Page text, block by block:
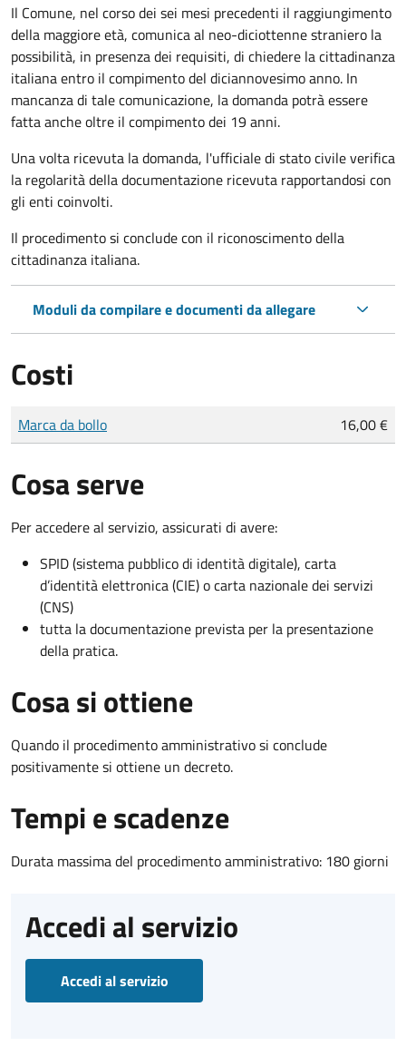
Il Comune, nel corso dei sei mesi precedenti il raggiungimento
della maggiore età, comunica al neo-diciottenne straniero la
possibilità, in presenza dei requisiti, di chiedere la cittadinanza
italiana entro il compimento del diciannovesimo anno. In
mancanza di tale comunicazione, la domanda potrà essere
fatta anche oltre il compimento dei 19 anni.
Una volta ricevuta la domanda, l'ufficiale di stato civile verifica
la regolarità della documentazione ricevuta rapportandosi con
gli enti coinvolti.
Il procedimento si conclude con il riconoscimento della
cittadinanza italiana.
Moduli da compilare e documenti da allegare
Costi
Tipo di pagamento
Importo
Marca da bollo 16,00 €
Cosa serve
Per accedere al servizio, assicurati di avere:
SPID (sistema pubblico di identità digitale), carta
d’identità elettronica (CIE) o carta nazionale dei servizi
(CNS)
tutta la documentazione prevista per la presentazione
della pratica.
Cosa si ottiene
Quando il procedimento amministrativo si conclude
positivamente si ottiene un decreto.
Tempi e scadenze
Durata massima del procedimento amministrativo: 180 giorni
Accedi al servizio
Accedi al servizio